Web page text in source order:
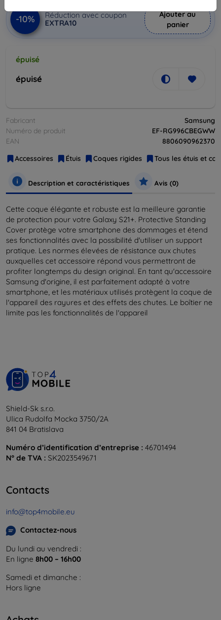
-10%
Réduction avec coupon
EXTRA10
Ajouter au
panier
épuisé
épuisé
Fabricant
Samsung
Numéro de produit
EF-RG996CBEGWW
EAN
8806090962370
Accessoires
Étuis Coques rigides Tous les étuis et
Description et caractéristiques Avis (0)
Cette coque élégante et robuste est la meilleure garantie
de protection pour votre Galaxy S21+. Protective Standing
Cover protège votre smartphone des dommages et étend
ses fonctionnalités avec la possibilité d'utiliser un support
pratique. Les normes élevées de résistance aux chutes
auxquelles cet accessoire répond vous permettront de
profiter longtemps du design original. En tant qu'accessoire
Samsung d'origine, il est parfaitement adapté à votre
smartphone, et les matériaux utilisés protègent la coque de
l'appareil des rayures et des effets des chutes. Le boîtier ne
limite pas les fonctionnalités de l'appareil
Shield-Sk s.r.o.
Ulica Rudolfa Mocka 3750/2A
841 04 Bratislava
Numéro d’identification d’entreprise : 46701494
N° de TVA : SK2023549671
Contacts
info@top4mobile.eu
Contactez-nous
Du lundi au vendredi :
En ligne 8h00 – 16h00
Samedi et dimanche :
Hors ligne